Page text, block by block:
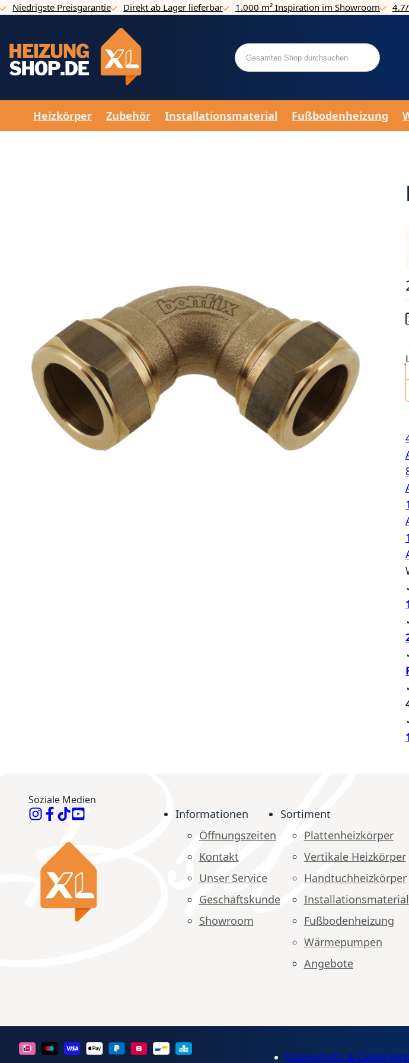
Direkt zum Inhalt
Niedrigste Preisgarantie Direkt ab Lager lieferbar 1.000 m² Inspiration im Showroom
Heizkörper Zubehör Installationsmaterial Fußbodenheizung
Soziale Medien
Informationen
Öffnungszeiten
Kontakt
Unser Service
Geschäftskunde
Showroom
Sortiment
Plattenheizkörper
Vertikale Heizkörper
Handtuchheizkörper
Installationsmaterial
Fußbodenheizung
Wärmepumpen
Angebote
Datenschutz- & Cookie-